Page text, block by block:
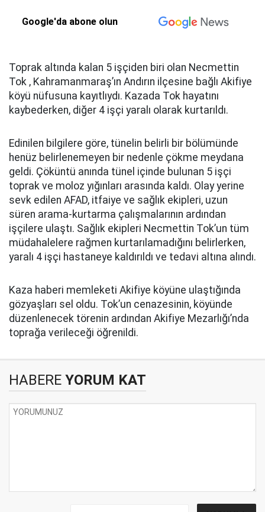
Google'da abone olun
Toprak altında kalan 5 işçiden biri olan Necmettin
Tok , Kahramanmaraş’ın Andırın ilçesine bağlı Akifiye
köyü nüfusuna kayıtlıydı. Kazada Tok hayatını
kaybederken, diğer 4 işçi yaralı olarak kurtarıldı.
Edinilen bilgilere göre, tünelin belirli bir bölümünde
henüz belirlenemeyen bir nedenle çökme meydana
geldi. Çöküntü anında tünel içinde bulunan 5 işçi
toprak ve moloz yığınları arasında kaldı. Olay yerine
sevk edilen AFAD, itfaiye ve sağlık ekipleri, uzun
süren arama-kurtarma çalışmalarının ardından
işçilere ulaştı. Sağlık ekipleri Necmettin Tok’un tüm
müdahalelere rağmen kurtarılamadığını belirlerken,
yaralı 4 işçi hastaneye kaldırıldı ve tedavi altına alındı.
Kaza haberi memleketi Akifiye köyüne ulaştığında
gözyaşları sel oldu. Tok’un cenazesinin, köyünde
düzenlenecek törenin ardından Akifiye Mezarlığı’nda
toprağa verileceği öğrenildi.
HABERE YORUM KAT